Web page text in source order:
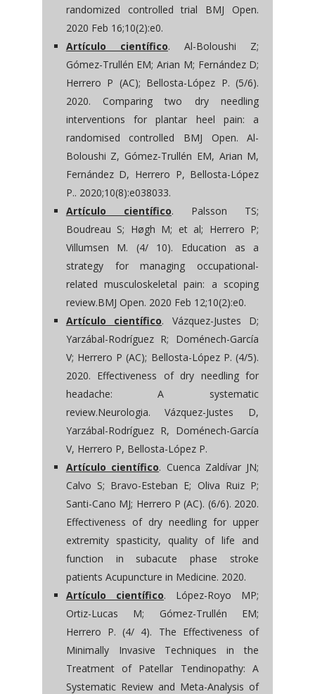
randomized controlled trial BMJ Open.
2020 Feb 16;10(2):e0.
Artículo científico. Al-Boloushi Z;
Gómez-Trullén EM; Arian M; Fernández D;
Herrero P (AC); Bellosta-López P. (5/6).
2020. Comparing two dry needling
interventions for plantar heel pain: a
randomised controlled BMJ Open. Al-
Boloushi Z, Gómez-Trullén EM, Arian M,
Fernández D, Herrero P, Bellosta-López
P.. 2020;10(8):e038033.
Artículo científico. Palsson TS;
Boudreau S; Høgh M; et al; Herrero P;
Villumsen M. (4/ 10). Education as a
strategy for managing occupational-
related musculoskeletal pain: a scoping
review.BMJ Open. 2020 Feb 12;10(2):e0.
Artículo científico. Vázquez-Justes D;
Yarzábal-Rodríguez R; Doménech-García
V; Herrero P (AC); Bellosta-López P. (4/5).
2020. Effectiveness of dry needling for
headache: A systematic
review.Neurologia. Vázquez-Justes D,
Yarzábal-Rodríguez R, Doménech-García
V, Herrero P, Bellosta-López P.
Artículo científico. Cuenca Zaldívar JN;
Calvo S; Bravo-Esteban E; Oliva Ruiz P;
Santi-Cano MJ; Herrero P (AC). (6/6). 2020.
Effectiveness of dry needling for upper
extremity spasticity, quality of life and
function in subacute phase stroke
patients Acupuncture in Medicine. 2020.
Artículo científico. López-Royo MP;
Ortiz-Lucas M; Gómez-Trullén EM;
Herrero P. (4/ 4). The Effectiveness of
Minimally Invasive Techniques in the
Treatment of Patellar Tendinopathy: A
Systematic Review and Meta-Analysis of